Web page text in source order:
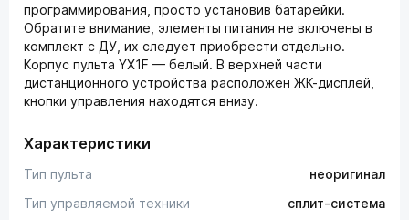
программирования, просто установив батарейки.
Обратите внимание, элементы питания не включены в
комплект с ДУ, их следует приобрести отдельно.
Корпус пульта YX1F — белый. В верхней части
дистанционного устройства расположен ЖК-дисплей,
кнопки управления находятся внизу.
Характеристики
Тип пульта
неоригинал
Тип управляемой техники
сплит-система